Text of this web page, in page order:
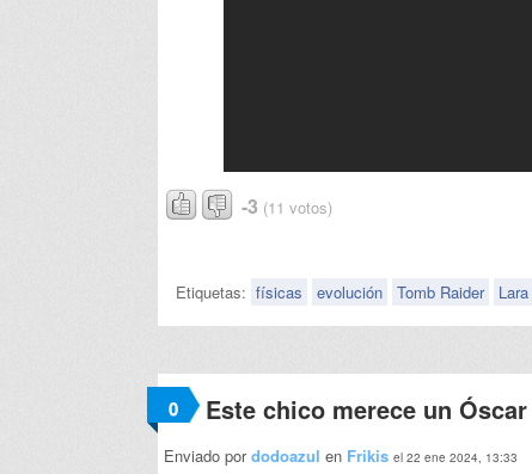
-3 (11 votos)
Etiquetas: físicas evolución Tomb Raider
0 Este chico merece un
Enviado pordodoazul en Frikis el 22 ene 2024, 13:33